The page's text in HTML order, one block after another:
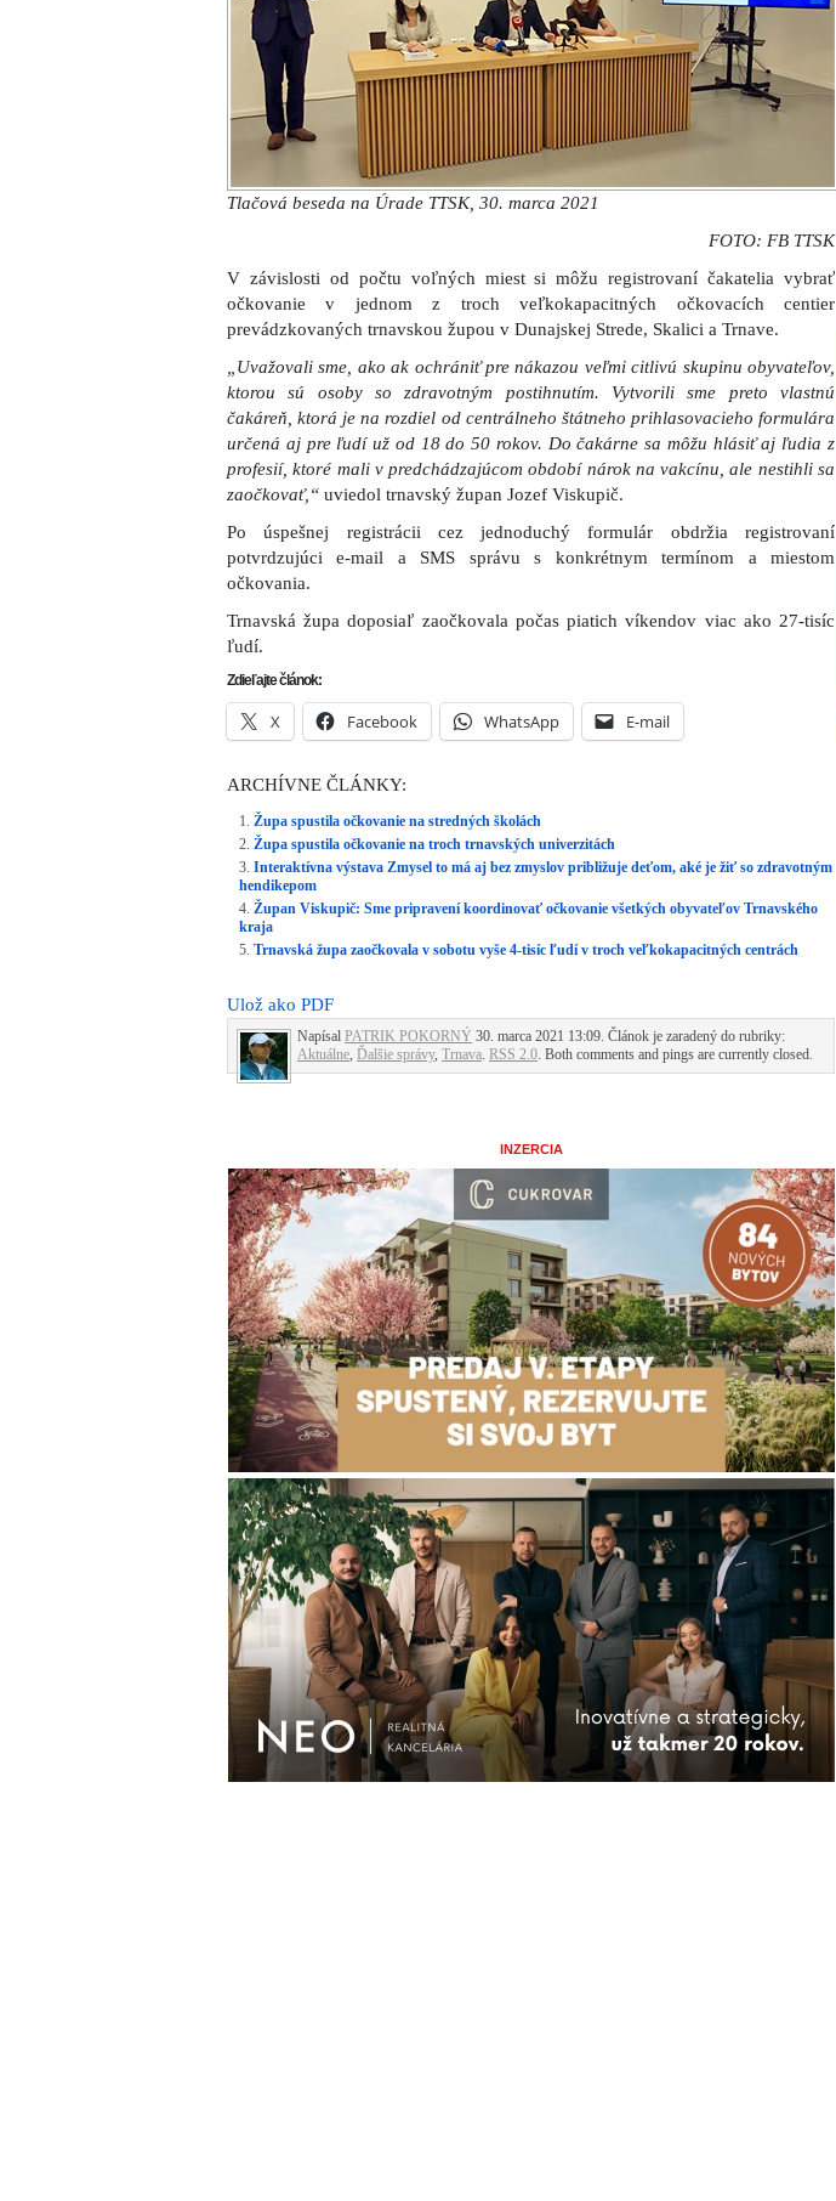
Tlačová beseda na Úrade TTSK, 30. marca 2021
FOTO: FB TTSK
V závislosti od počtu voľných miest si môžu registrovaní čakatelia vybrať
očkovanie v jednom z troch veľkokapacitných očkovacích centier
prevádzkovaných trnavskou župou v Dunajskej Strede, Skalici a Trnave.
„Uvažovali sme, ako ak ochrániť pre nákazou veľmi citlivú skupinu obyvateľov,
ktorou sú osoby so zdravotným postihnutím. Vytvorili sme preto vlastnú
čakáreň, ktorá je na rozdiel od centrálneho štátneho prihlasovacieho formulára
určená aj pre ľudí už od 18 do 50 rokov. Do čakárne sa môžu hlásiť aj ľudia z
profesií, ktoré mali v predchádzajúcom období nárok na vakcínu, ale nestihli sa
zaočkovať,“ uviedol trnavský župan Jozef Viskupič.
Po úspešnej registrácii cez jednoduchý formulár obdržia registrovaní
potvrdzujúci e-mail a SMS správu s konkrétnym termínom a miestom
očkovania.
Trnavská župa doposiaľ zaočkovala počas piatich víkendov viac ako 27-tisíc
ľudí.
Zdieľajte článok:
X Facebook WhatsApp E-mail
ARCHÍVNE ČLÁNKY:
Župa spustila očkovanie na stredných školách
Župa spustila očkovanie na troch trnavských univerzitách
Interaktívna výstava Zmysel to má aj bez zmyslov približuje deťom, aké je žiť so zdravotným
hendikepom
Župan Viskupič: Sme pripravení koordinovať očkovanie všetkých obyvateľov Trnavského
kraja
Trnavská župa zaočkovala v sobotu vyše 4-tisíc ľudí v troch veľkokapacitných centrách
Ulož ako PDF
Napísal PATRIK POKORNÝ 30. marca 2021 13:09. Článok je zaradený do rubriky:
Aktuálne, Ďalšie správy, Trnava. RSS 2.0. Both comments and pings are currently closed.
INZERCIA